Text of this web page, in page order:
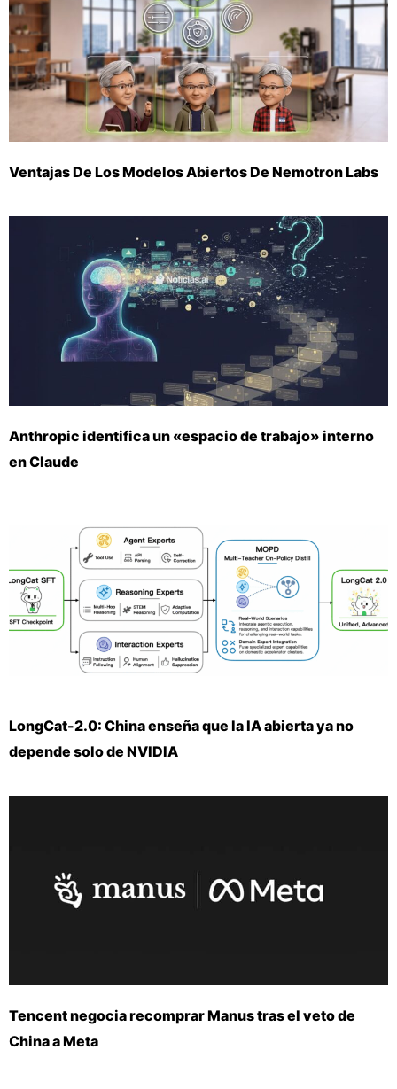
Ventajas De Los Modelos Abiertos De Nemotron Labs
Anthropic identifica un «espacio de trabajo» interno
en Claude
LongCat-2.0: China enseña que la IA abierta ya no
depende solo de NVIDIA
Tencent negocia recomprar Manus tras el veto de
China a Meta